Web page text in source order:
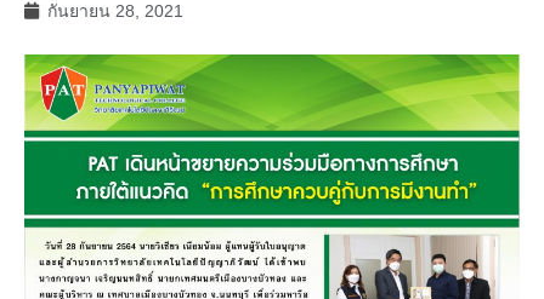
กันยายน 28, 2021